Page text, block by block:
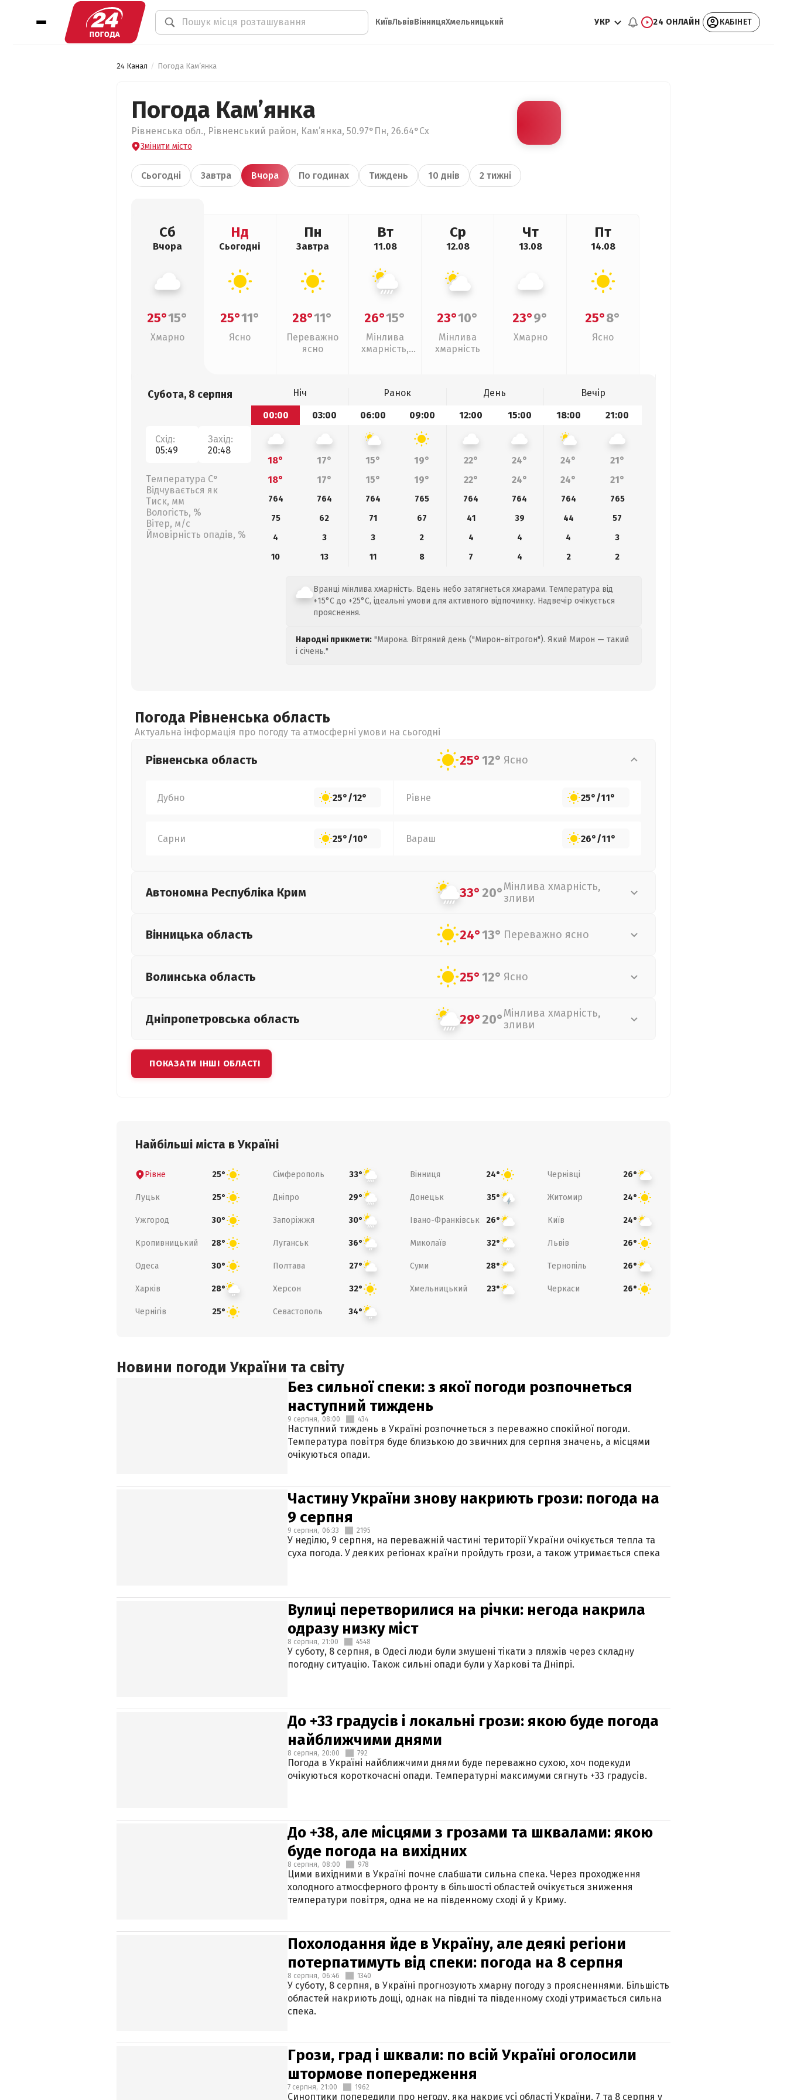
КиївЛьвівВінницяХмельницький УКР 24 ОНЛАЙН КАБІНЕТ
24 Канал Погода Кам’янка
Погода Кам’янка
Рівненська обл., Рівненський район, Кам’янка, 50.97°Пн, 26.64°Сх
Змінити місто
Сьогодні Завтра Вчора По годинах Тиждень 10 днів 2 тижні
Сб
Вчора
25°15°
Хмарно
Нд
Сьогодні
25°11°
Ясно
Пн
Завтра
28°11°
Переважно
ясно
Вт
11.08
26°15°
Мінлива
хмарність,
Ср
12.08
23°10°
Мінлива
хмарність
Чт
13.08
23°9°
Хмарно
Пт
14.08
25°8°
Ясно
Субота, 8 серпня
Схід:
05:49
Захід:
20:48
Температура С°
Відчувається як
Тиск, мм
Вологість, %
Вітер, м/с
Ймовірність опадів, %
Ніч Ранок День
Вечір
00:00
03:00 06:00 09:00 12:00 15:00 18:00 21:00
18° 17° 15° 19° 22° 24° 24°
21°
18°
17° 15° 19° 22° 24° 24° 21°
764 764 764 765 764 764 764
765
75
62 71 67 41 39 44
57
4
3 3 2 4 4 4
3
10
13 11 8 7 4 2 2
Вранці мінлива хмарність. Вдень небо затягнеться хмарами. Температура від
+15°C до +25°C, ідеальні умови для активного відпочинку. Надвечір очікується
прояснення.
Народні прикмети: "Мирона. Вітряний день ("Мирон-вітрогон"). Який Мирон — такий
і січень."
Погода Рівненська область
Актуальна інформація про погоду та атмосферні умови на сьогодні
Рівненська область 25°12° Ясно
Дубно 25°/12° Рівне 25°/11°
Сарни 25°/10° Вараш 26°/11°
Автономна Республіка Крим 33°20°Мінлива хмарність,
зливи
Вінницька область 24°13° Переважно ясно
Волинська область 25°12° Ясно
Дніпропетровська область 29°20°Мінлива хмарність,
зливи
ПОКАЗАТИ ІНШІ ОБЛАСТІ
Найбільші міста в Україні
Рівне 25° Сімферополь 33° Вінниця 24° Чернівці 26°
Луцьк 25° Дніпро 29° Донецьк 35° Житомир 24°
Ужгород 30° Запоріжжя 30° Івано-Франківськ 26° Київ 24°
Кропивницький 28° Луганськ 36° Миколаїв 32° Львів 26°
Одеса 30° Полтава 27° Суми 28° Тернопіль 26°
Харків 28° Херсон 32° Хмельницький 23° Черкаси 26°
Чернігів 25° Севастополь 34°
Новини погоди України та світу
Без сильної спеки: з якої погоди розпочнеться
наступний тиждень
9 серпня, 08:00 434
Наступний тиждень в Україні розпочнеться з переважно спокійної погоди.
Температура повітря буде близькою до звичних для серпня значень, а місцями
очікуються опади.
Частину України знову накриють грози: погода на
9 серпня
9 серпня, 06:33 2195
У неділю, 9 серпня, на переважній частині території України очікується тепла та
суха погода. У деяких регіонах країни пройдуть грози, а також утримається спека
Вулиці перетворилися на річки: негода накрила
одразу низку міст
8 серпня, 21:00 4548
У суботу, 8 серпня, в Одесі люди були змушені тікати з пляжів через складну
погодну ситуацію. Також сильні опади були у Харкові та Дніпрі.
До +33 градусів і локальні грози: якою буде погода
найближчими днями
8 серпня, 20:00 792
Погода в Україні найближчими днями буде переважно сухою, хоч подекуди
очікуються короткочасні опади. Температурні максимуми сягнуть +33 градусів.
До +38, але місцями з грозами та шквалами: якою
буде погода на вихідних
8 серпня, 08:00 978
Цими вихідними в Україні почне слабшати сильна спека. Через проходження
холодного атмосферного фронту в більшості областей очікується зниження
температури повітря, одна не на південному сході й у Криму.
Похолодання йде в Україну, але деякі регіони
потерпатимуть від спеки: погода на 8 серпня
8 серпня, 06:46 1340
У суботу, 8 серпня, в Україні прогнозують хмарну погоду з проясненнями. Більшість
областей накриють дощі, однак на півдні та південному сході утримається сильна
спека.
Грози, град і шквали: по всій Україні оголосили
штормове попередження
7 серпня, 21:00 1962
Синоптики попередили про негоду, яка накриє усі області України. 7 та 8 серпня у